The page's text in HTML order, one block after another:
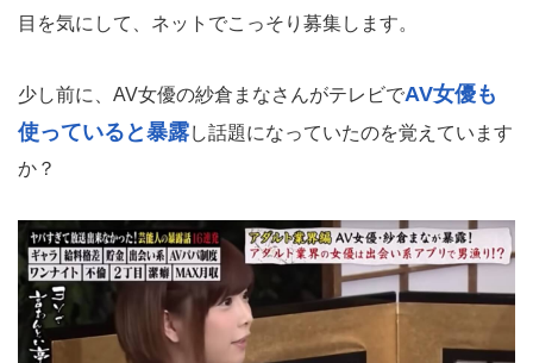
目を気にして、ネットでこっそり募集します。
少し前に、AV女優の紗倉まなさんがテレビでAV女優も
使っていると暴露し話題になっていたのを覚えています
か？